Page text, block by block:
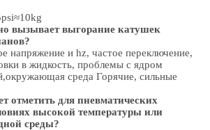
вызывает выгорание катушек
напряжение и hz, частое переключение,
в жидкость, проблемы с ядром
окружающая среда Горячие, сильные
отметить для пневматических
высокой температуры или
среды?